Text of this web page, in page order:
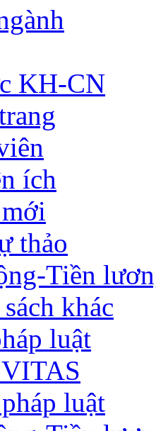
KH-CN
ích
thảo
Tiền
khác
luật
luật